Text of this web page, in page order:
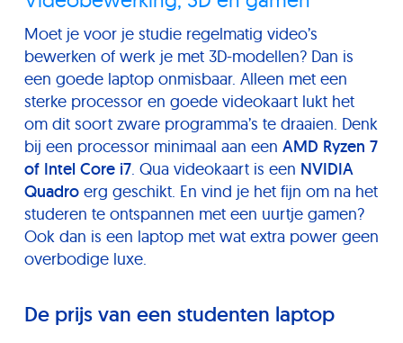
Moet je voor je studie regelmatig video’s
bewerken of werk je met 3D-modellen? Dan is
een goede laptop onmisbaar. Alleen met een
sterke processor en goede videokaart lukt het
om dit soort zware programma’s te draaien. Denk
bij een processor minimaal aan een AMD Ryzen 7
of Intel Core i7. Qua videokaart is een NVIDIA
Quadroerg geschikt. En vind je het fijn om na het
studeren te ontspannen met een uurtje gamen?
Ook dan is een laptop met wat extra power geen
overbodige luxe.
De prijs van een studenten laptop